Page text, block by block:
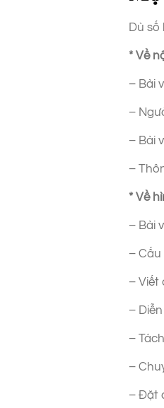
Dù
* Về
– Bài
–
– Bài
–
* Về
– Bài
–
– Viết
–
–
–
– Đặt